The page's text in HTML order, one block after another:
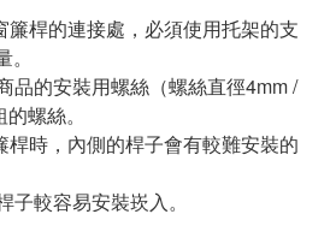
簾桿的連接處，必須使用托架的支
品的安裝用螺絲（螺絲直徑4mm /
螺絲。
桿時，內側的桿子會有較難安裝的
較容易安裝崁入。